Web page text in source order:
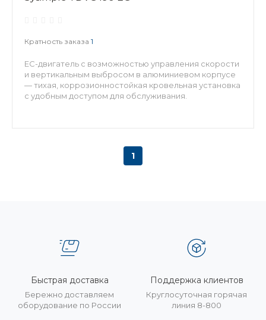
Кратность заказа 1
EC-двигатель с возможностью управления скорости
и вертикальным выбросом в алюминиевом корпусе
— тихая, коррозионностойкая кровельная установка
с удобным доступом для обслуживания.
1
Быстрая доставка
Бережно доставляем
оборудование по России
Поддержка клиентов
Круглосуточная горячая
линия 8-800